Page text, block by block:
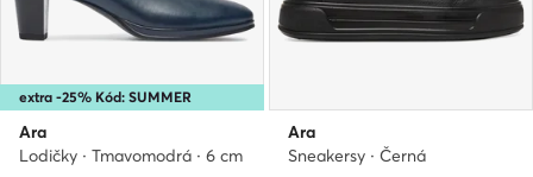
extra -25% Kód: SUMMER
Ara
Lodičky · Tmavomodrá · 6 cm
Ara
Sneakersy · Černá